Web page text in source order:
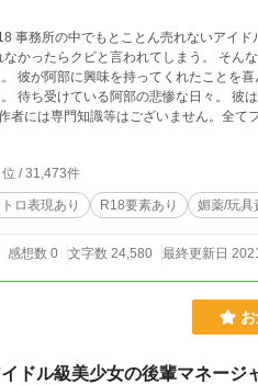
ー
かったらクビと言われてしまう。 そん
彼が阿部に興味を持ってくれたことを
で
なお作者には専門知識等はございません。全
位 / 31,473件
ロ表現あり R18要素あり 媚薬/玩具
感想数 0 文字数 24,580 最終更新日
ドル級美少女の後輩マネージ